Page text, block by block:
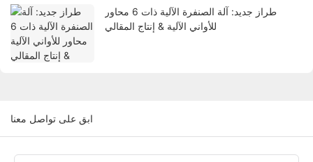
طراز جديد: آلة الصنفرة الآلية ذات 6 محاور
للأواني الآلية & إنتاج المقالي
ابق على تواصل معنا